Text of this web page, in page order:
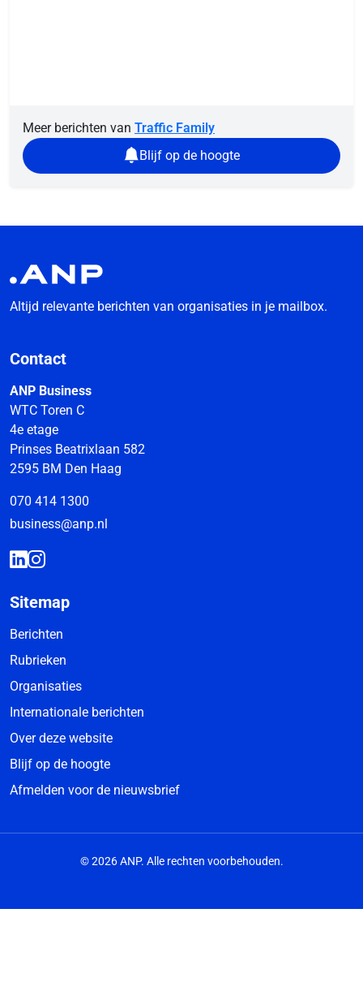
Meer berichten van Traffic Family
Blijf op de hoogte
Altijd relevante berichten van organisaties in je mailbox.
Contact
ANP Business
WTC Toren C
4e etage
Prinses Beatrixlaan 582
2595 BM Den Haag
070 414 1300
business@anp.nl
Sitemap
Berichten
Rubrieken
Organisaties
Internationale berichten
Over deze website
Blijf op de hoogte
Afmelden voor de nieuwsbrief
© 2026 ANP. Alle rechten voorbehouden.